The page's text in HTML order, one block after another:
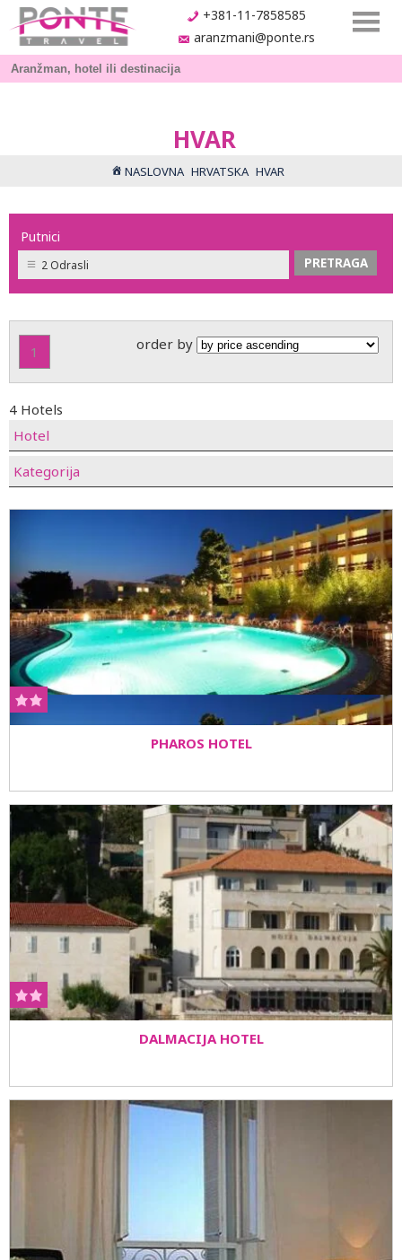
+381-11-7858585
aranzmani@ponte.rs
HVAR
NASLOVNA HRVATSKA HVAR
Putnici
2 Odrasli
1 order by
4 Hotels
Hotel
Kategorija
PHAROS HOTEL
DALMACIJA HOTEL